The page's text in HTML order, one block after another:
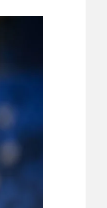
תקנון משתתפים
מדיניות פרטיות
רשיון להקרנה